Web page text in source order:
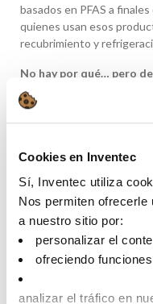
Cookies en Inventec
Sí, Inventec utiliza
Nos permiten ofrecerle
a nuestro sitio por:
personalizar el
ofreciendo
analizar el tráfico en
basados en PFAS a
quienes usan esos
recubrimiento y
No hay por qué… pero
IInventec lleva más de
autorizado de 3M en el
Conocemos muy bien los
posición perfecta para
Creamos una HOJA DE
podemos ayudarlo con
DESCARGUE NUESTRA
Eliminación gradual de los